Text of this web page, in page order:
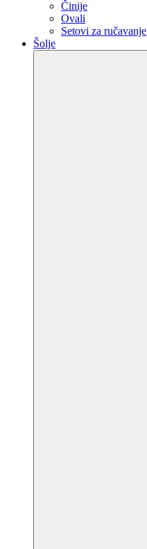
Činije
Ovali
Setovi za ručavanje
Šolje